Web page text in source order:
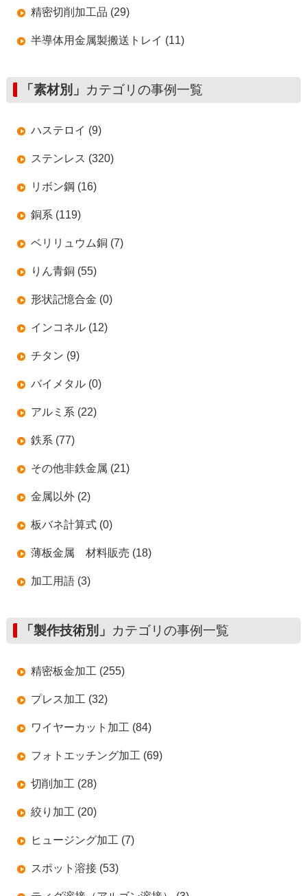
精密切削加工品 (29)
半導体用金属製搬送トレイ (11)
「素材別」 カテゴリの事例一覧
ハステロイ (9)
ステンレス (320)
リボン鋼 (16)
銅系 (119)
ベリリュウム銅 (7)
りん青銅 (55)
形状記憶合金 (0)
インコネル (12)
チタン (9)
バイメタル (0)
アルミ系 (22)
鉄系 (77)
その他非鉄金属 (21)
金属以外 (2)
板バネ計算式 (0)
薄板金属 材料販売 (18)
加工用語 (3)
「製作技術別」 カテゴリの事例一覧
精密板金加工 (255)
プレス加工 (32)
ワイヤーカット加工 (84)
フォトエッチング加工 (69)
切削加工 (28)
絞り加工 (20)
ヒュージング加工 (7)
スポット溶接 (53)